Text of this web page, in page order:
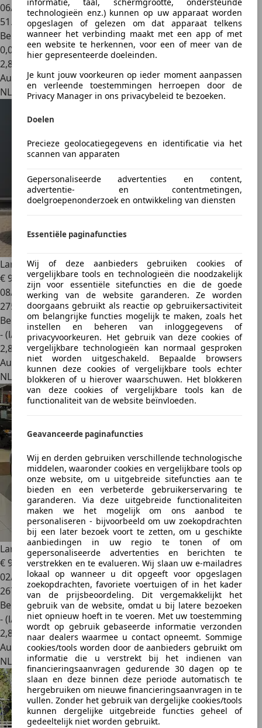
technologieën enz.) kunnen op uw apparaat worden
opgeslagen of gelezen om dat apparaat telkens
wanneer het verbinding maakt met een app of met
een website te herkennen, voor een of meer van de
hier gepresenteerde doeleinden.
Je kunt jouw voorkeuren op ieder moment aanpassen
en verleende toestemmingen herroepen door de
Privacy Manager in ons privacybeleid te bezoeken.
Doelen
Precieze geolocatiegegevens en identificatie via het
scannen van apparaten
Gepersonaliseerde advertenties en content,
advertentie- en contentmetingen,
doelgroepenonderzoek en ontwikkeling van diensten
Essentiële paginafuncties
Wij of deze aanbieders gebruiken cookies of
vergelijkbare tools en technologieën die noodzakelijk
zijn voor essentiële sitefuncties en die de goede
werking van de website garanderen. Ze worden
doorgaans gebruikt als reactie op gebruikersactiviteit
om belangrijke functies mogelijk te maken, zoals het
instellen en beheren van inloggegevens of
privacyvoorkeuren. Het gebruik van deze cookies of
vergelijkbare technologieën kan normaal gesproken
niet worden uitgeschakeld. Bepaalde browsers
kunnen deze cookies of vergelijkbare tools echter
blokkeren of u hierover waarschuwen. Het blokkeren
van deze cookies of vergelijkbare tools kan de
functionaliteit van de website beïnvloeden.
Geavanceerde paginafuncties
Wij en derden gebruiken verschillende technologische
middelen, waaronder cookies en vergelijkbare tools op
onze website, om u uitgebreide sitefuncties aan te
bieden en een verbeterde gebruikerservaring te
garanderen. Via deze uitgebreide functionaliteiten
maken we het mogelijk om ons aanbod te
personaliseren - bijvoorbeeld om uw zoekopdrachten
bij een later bezoek voort te zetten, om u geschikte
aanbiedingen in uw regio te tonen of om
gepersonaliseerde advertenties en berichten te
verstrekken en te evalueren. Wij slaan uw e-mailadres
lokaal op wanneer u dit opgeeft voor opgeslagen
zoekopdrachten, favoriete voertuigen of in het kader
van de prijsbeoordeling. Dit vergemakkelijkt het
gebruik van de website, omdat u bij latere bezoeken
niet opnieuw hoeft in te voeren. Met uw toestemming
wordt op gebruik gebaseerde informatie verzonden
naar dealers waarmee u contact opneemt. Sommige
cookies/tools worden door de aanbieders gebruikt om
informatie die u verstrekt bij het indienen van
financieringsaanvragen gedurende 30 dagen op te
slaan en deze binnen deze periode automatisch te
hergebruiken om nieuwe financieringsaanvragen in te
vullen. Zonder het gebruik van dergelijke cookies/tools
kunnen dergelijke uitgebreide functies geheel of
gedeeltelijk niet worden gebruikt.
06/1976
51.211 km
Benzine
0,0 l/100 km (gem.)
2,8
Autobedrijf
NL 7391 AL
Lancia Ypsilon
1.2 Argento
€ 950
08/2007
275.946 km
Benzine
- (l/100 km)
2,8
Autobedrijf
NL 7395 SB
Lancia Ypsilon1.4-16V Sport Airco, Stuurbekrachtiging
€ 999
02/2008
267.643 km
Benzine
- (l/100 km)
2,8
Autobedrijf
NL 3755 LC